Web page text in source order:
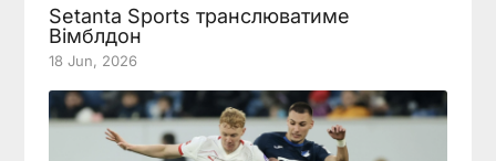
Setanta Sports транслюватиме
Вімблдон
18 Jun, 2026